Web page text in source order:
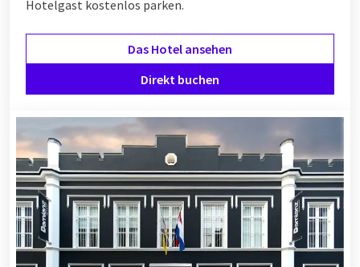
Hotelgast kostenlos parken.
Das Hotel ansehen
Direkt buchen